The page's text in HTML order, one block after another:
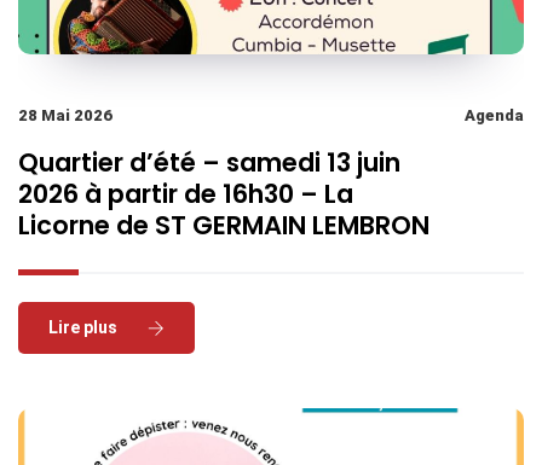
28 Mai 2026 Agenda
Quartier d’été – samedi 13 juin
2026 à partir de 16h30 – La
Licorne de ST GERMAIN LEMBRON
Read More